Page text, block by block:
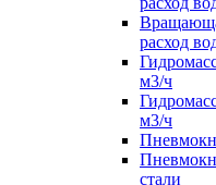
расход
м3/ч
м3/ч
стали